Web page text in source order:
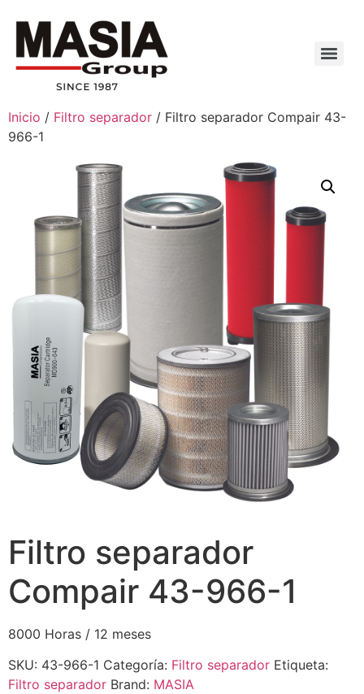
Inicio / Filtro separador / Filtro separador Compair 43-
966-1
Filtro separador
Compair 43-966-1
8000 Horas / 12 meses
SKU: 43-966-1 Categoría: Filtro separador Etiqueta:
Filtro separador Brand: MASIA